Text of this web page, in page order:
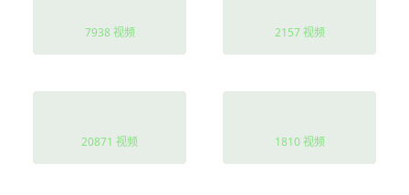
7938 视频 2157 视频
20871 视频 1810 视频